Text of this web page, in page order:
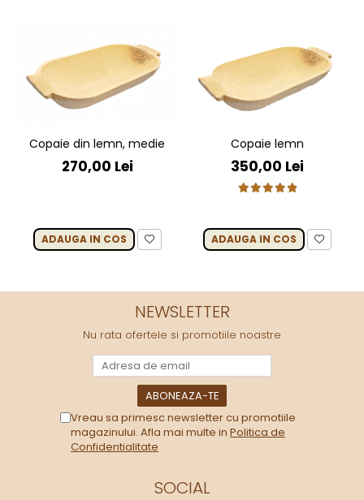
Copaie din lemn, medie
270,00 Lei
ADAUGA IN COS
Copaie lemn
350,00 Lei
ADAUGA IN COS
NEWSLETTER
Nu rata ofertele si promotiile noastre
Vreau sa primesc newsletter cu promotiile
magazinului. Afla mai multe in Politica de
Confidentialitate
SOCIAL